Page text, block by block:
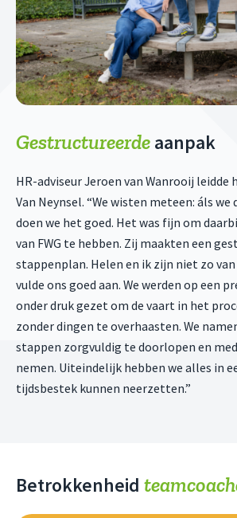
Gestructureerde aanpak
HR-adviseur Jeroen van Wanrooij
Van Neynsel. “We wisten meteen: áls we
doen we het goed. Het was fijn om
van FWG te hebben. Zij maakten een
stappenplan. Helen en ik zijn niet zo
vulde ons goed aan. We werden op een
onder druk gezet om de vaart in het
zonder dingen te overhaasten. We
stappen zorgvuldig te doorlopen en
nemen. Uiteindelijk hebben we alles in
tijdsbestek kunnen neerzetten.”
Betrokkenheid